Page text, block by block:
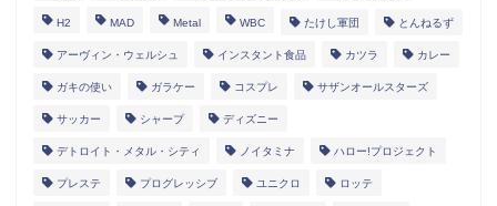
H2 MAD Metal WBC たけし軍団 とんねるず
アーヴィン・ウェルシュ インスタント食品 カツラ カレー
ガキの使い ガラケー コスプレ サザンオールスターズ
サッカー シャープ ディズニー
デトロイト・メタル・シティ ノイタミナ ハロー!プロジェクト
プレステ プログレッシブ ユニクロ ロッテ